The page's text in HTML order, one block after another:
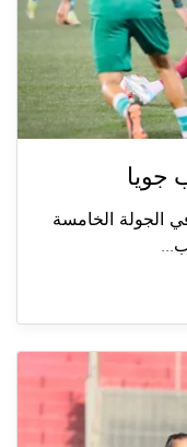
جويا
على جويا الرياضي 2-1، في الجولة الخامسة